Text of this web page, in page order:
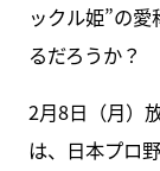
ックル姫”の
るだろうか？
2月8日（月）
は、日本プロ